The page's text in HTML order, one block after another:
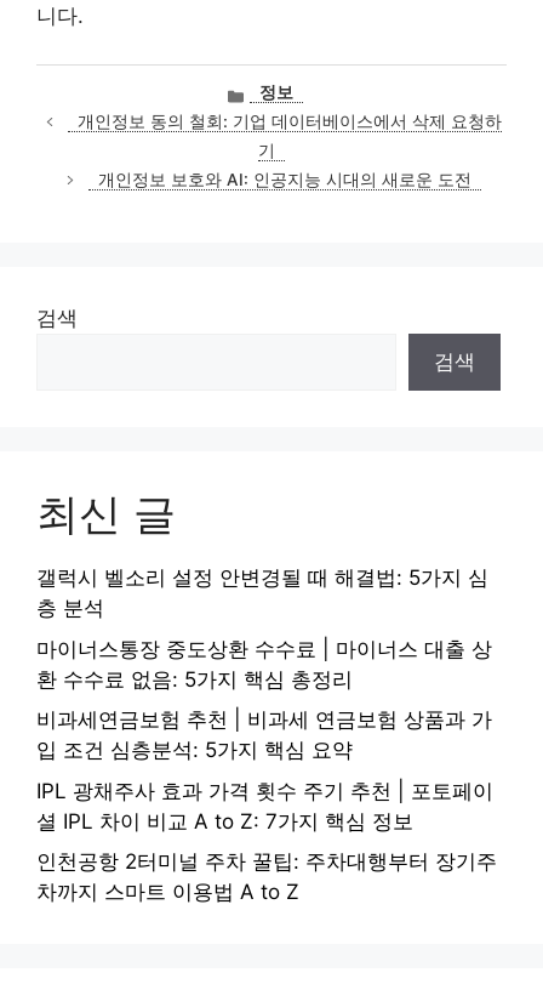
니다.
카
테
고
리
정보
개인정보 동의 철회: 기업 데이터베이스에서 삭제 요청하
기
개인정보 보호와 AI: 인공지능 시대의 새로운 도전
검색
검색
최신 글
갤럭시 벨소리 설정 안변경될 때 해결법: 5가지 심
층 분석
마이너스통장 중도상환 수수료 | 마이너스 대출 상
환 수수료 없음: 5가지 핵심 총정리
비과세연금보험 추천 | 비과세 연금보험 상품과 가
입 조건 심층분석: 5가지 핵심 요약
IPL 광채주사 효과 가격 횟수 주기 추천 | 포토페이
셜 IPL 차이 비교 A to Z: 7가지 핵심 정보
인천공항 2터미널 주차 꿀팁: 주차대행부터 장기주
차까지 스마트 이용법 A to Z